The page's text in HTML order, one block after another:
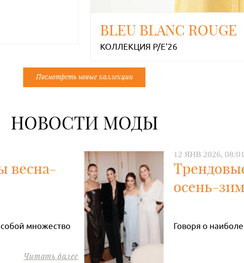
BLEU BLANC ROUGE
КОЛЛЕКЦИЯ P/E'26
Посмотреть новые коллекции
НОВОСТИ МОДЫ
весна-
множество
Читать далее
12 ЯНВ 2026, 08:01
осень-
Говоря о